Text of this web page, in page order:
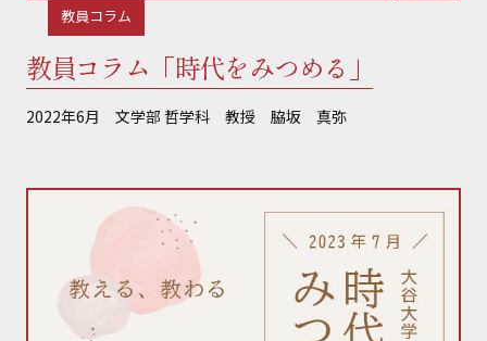
教員コラム
教員コラム「時代をみつめる」
2022年6月 文学部 哲学科 教授 脇坂 真弥